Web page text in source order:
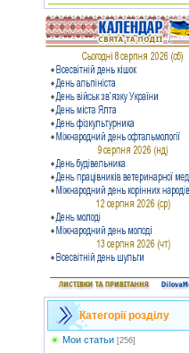
Категорії розділу
Мои статьи [256]